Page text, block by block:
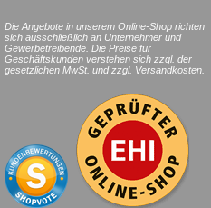
Die Angebote in unserem Online-Shop richten
sich ausschließlich an Unternehmer und
Gewerbetreibende. Die Preise für
Geschäftskunden verstehen sich zzgl. der
gesetzlichen MwSt. und zzgl. Versandkosten.